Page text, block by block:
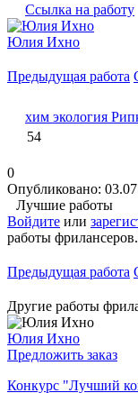
Ссылка на работу
Юлия Ихно
Предыдущая работа
хим экология
54
0
Опубликовано:
Лучшие работы
Войдите или
работы фрилансеров.
Предыдущая работа
Другие работы
Юлия Ихно
Предложить заказ
Конкурс "Лучший